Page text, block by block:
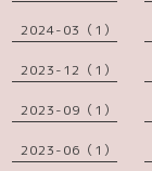
2024-03（1）
2023-12（1）
2023-09（1）
2023-06（1）